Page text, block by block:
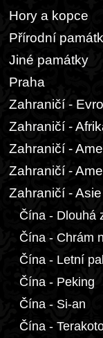
Hory a kopce
Přírodní
Jiné památky
Praha
Zahraničí -
Zahraničí -
Zahraničí -
Zahraničí -
Zahraničí - Asie
Čína - Dlouhá
Čína - Chrám
Čína - Letní
Čína - Peking
Čína - Si-an
Čína -